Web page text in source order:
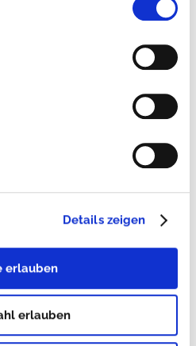
Details zeigen
erlauben
erlauben
werden: